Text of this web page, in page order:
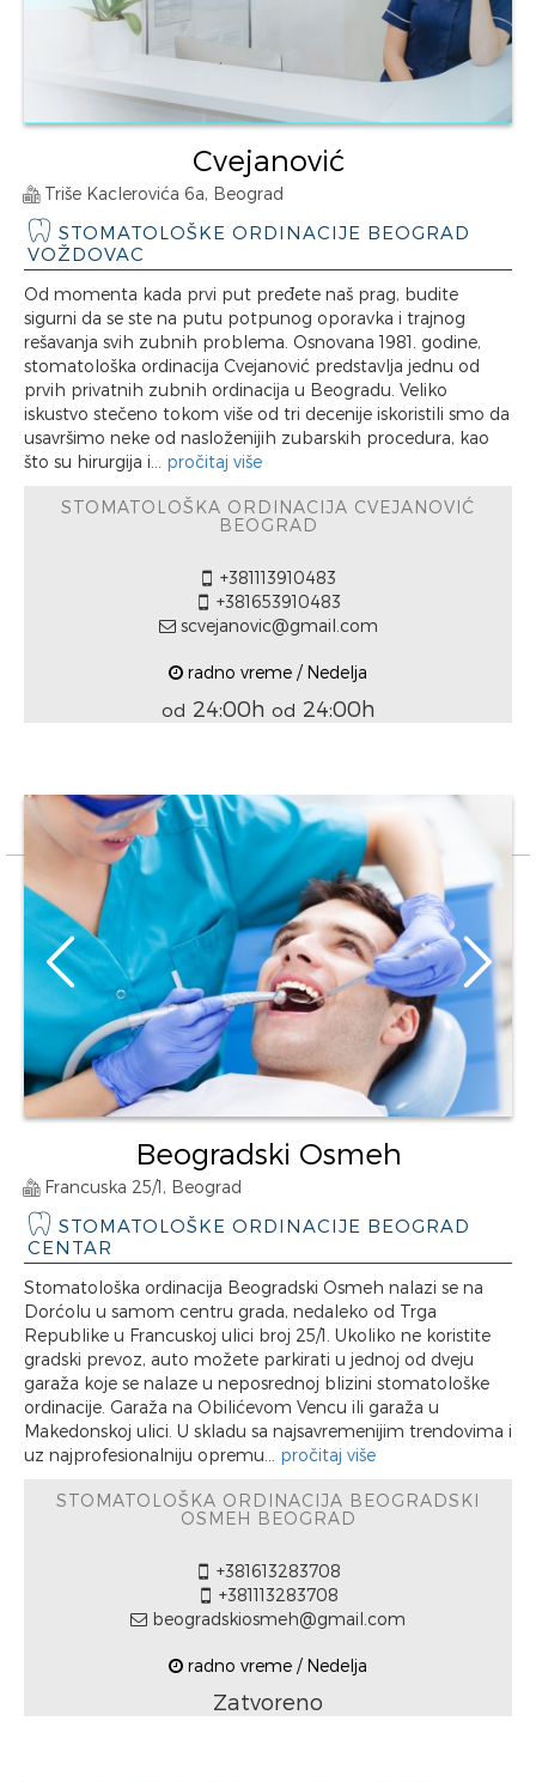
Cvejanović
Triše Kaclerovića 6a, Beograd
STOMATOLOŠKE ORDINACIJE BEOGRAD
VOŽDOVAC
Od momenta kada prvi put pređete naš prag, budite
sigurni da se ste na putu potpunog oporavka i trajnog
rešavanja svih zubnih problema. Osnovana 1981. godine,
stomatološka ordinacija Cvejanović predstavlja jednu od
prvih privatnih zubnih ordinacija u Beogradu. Veliko
iskustvo stečeno tokom više od tri decenije iskoristili smo da
usavršimo neke od nasloženijih zubarskih procedura, kao
što su hirurgija i... pročitaj više
STOMATOLOŠKA ORDINACIJA CVEJANOVIĆ
BEOGRAD
+381113910483
+381653910483
scvejanovic@gmail.com
radno vreme / Nedelja
od 24:00h od 24:00h
Beogradski Osmeh
Francuska 25/1, Beograd
STOMATOLOŠKE ORDINACIJE BEOGRAD
CENTAR
Stomatološka ordinacija Beogradski Osmeh nalazi se na
Dorćolu u samom centru grada, nedaleko od Trga
Republike u Francuskoj ulici broj 25/1. Ukoliko ne koristite
gradski prevoz, auto možete parkirati u jednoj od dveju
garaža koje se nalaze u neposrednoj blizini stomatološke
ordinacije. Garaža na Obilićevom Vencu ili garaža u
Makedonskoj ulici. U skladu sa najsavremenijim trendovima i
uz najprofesionalniju opremu... pročitaj više
STOMATOLOŠKA ORDINACIJA BEOGRADSKI
OSMEH BEOGRAD
+381613283708
+381113283708
beogradskiosmeh@gmail.com
radno vreme / Nedelja
Zatvoreno